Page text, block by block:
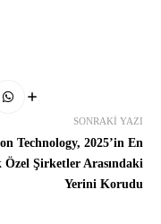
SONRAKI YAZI
Technology, 2025’in En
Özel Şirketler Arasındaki
Yerini Korudu